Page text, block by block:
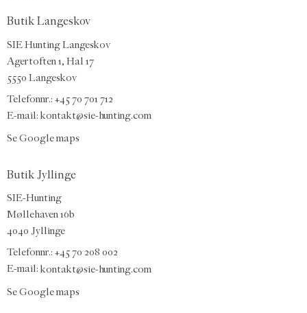
Butik Langeskov
SIE Hunting Langeskov
Agertoften 1, Hal 17
5550 Langeskov
Telefonnr.: +45 70 701 712
E-mail: kontakt@sie-hunting.com
Se Google maps
Butik Jyllinge
SIE-Hunting
Møllehaven 16b
4040 Jyllinge
Telefonnr.: +45 70 208 002
E-mail: kontakt@sie-hunting.com
Se Google maps